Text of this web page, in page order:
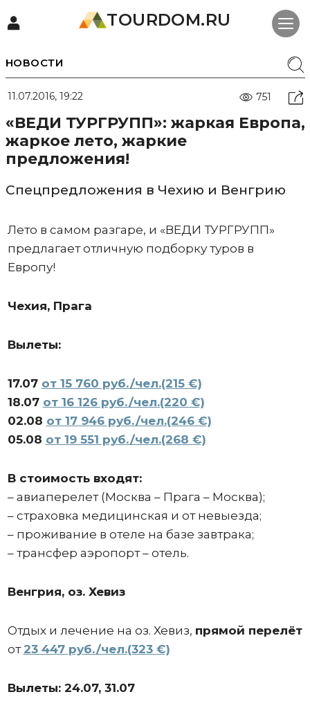
TOURDOM.RU
НОВОСТИ
11.07.2016, 19:22 751
«ВЕДИ ТУРГРУПП»: жаркая Европа,
жаркое лето, жаркие
предложения!
Спецпредложения в Чехию и Венгрию
Лето в самом разгаре, и «ВЕДИ ТУРГРУПП»
предлагает отличную подборку туров в
Европу!
Чехия, Прага
Вылеты:
17.07 от 15 760 руб./чел.(215 €)
18.07 от 16 126 руб./чел.(220 €)
02.08 от 17 946 руб./чел.(246 €)
05.08 от 19 551 руб./чел.(268 €)
В стоимость входят:
– авиаперелет (Москва – Прага – Москва);
– страховка медицинская и от невыезда;
– проживание в отеле на базе завтрака;
– трансфер аэропорт – отель.
Венгрия, оз. Хевиз
Отдых и лечение на оз. Хевиз, прямой перелёт
от 23 447 руб./чел.(323 €)
Вылеты: 24.07, 31.07